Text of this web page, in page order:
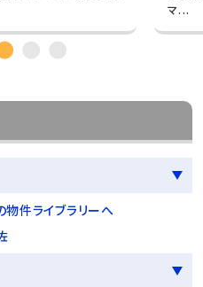
マ...
件ライブラリーへ